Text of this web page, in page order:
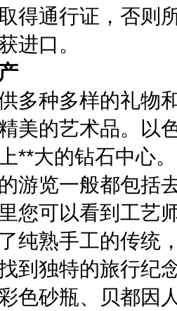
得通行证，否则
进口。
多种多样的礼物
美的艺术品。以
**大的钻石中心
游览一般都包括
您可以看到工艺
纯熟手工的传统
到独特的旅行纪
色砂瓶、贝都因